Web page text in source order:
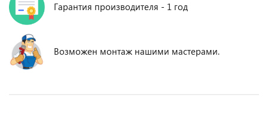
Гарантия производителя - 1 год
Возможен монтаж нашими мастерами.